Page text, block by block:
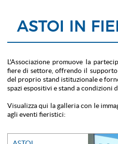
ASTOI IN
L'Associazione promuove la
fiere di settore, offrendo il
del proprio stand istituzionale e
spazi espositivi e stand a condizioni
Visualizza qui la galleria con le
agli eventi fieristici: